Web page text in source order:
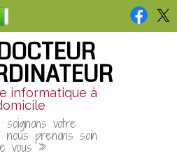
informatique à
votre
nous prenons soin
vous »